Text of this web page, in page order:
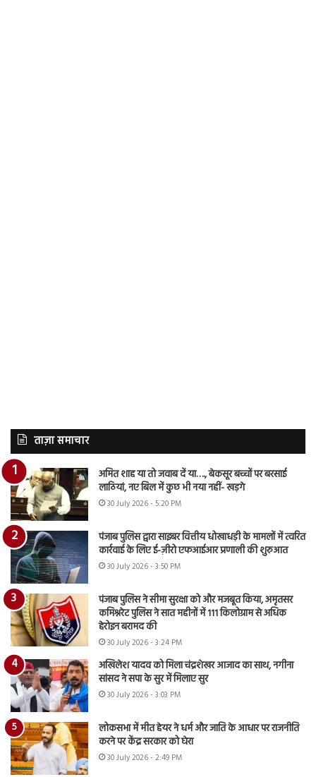
ताज़ा समाचार
अमित शाह या तो जवाब दें या…., बेकसूर बच्चों पर बरसाई
लाठियां, नए बिल में कुछ भी नया नहीं- खड़गे
30 July 2026 - 5:20 PM
पंजाब पुलिस द्वारा साइबर वित्तीय धोखाधड़ी के मामलों में त्वरित
कार्रवाई के लिए ई-ज़ीरो एफआईआर प्रणाली की शुरुआत
30 July 2026 - 3:50 PM
पंजाब पुलिस ने सीमा सुरक्षा को और मजबूत किया, अमृतसर
कमिश्नरेट पुलिस ने सात महीनों में 111 किलोग्राम से अधिक
हेरोइन बरामद की
30 July 2026 - 3:24 PM
अखिलेश यादव को मिला चंद्रशेखर आजाद का साथ, नगीना
सांसद ने सपा के सुर में मिलाए सुर
30 July 2026 - 3:03 PM
लोकसभा में मीत हेयर ने धर्म और जाति के आधार पर राजनीति
करने पर केंद्र सरकार को घेरा
30 July 2026 - 2:49 PM